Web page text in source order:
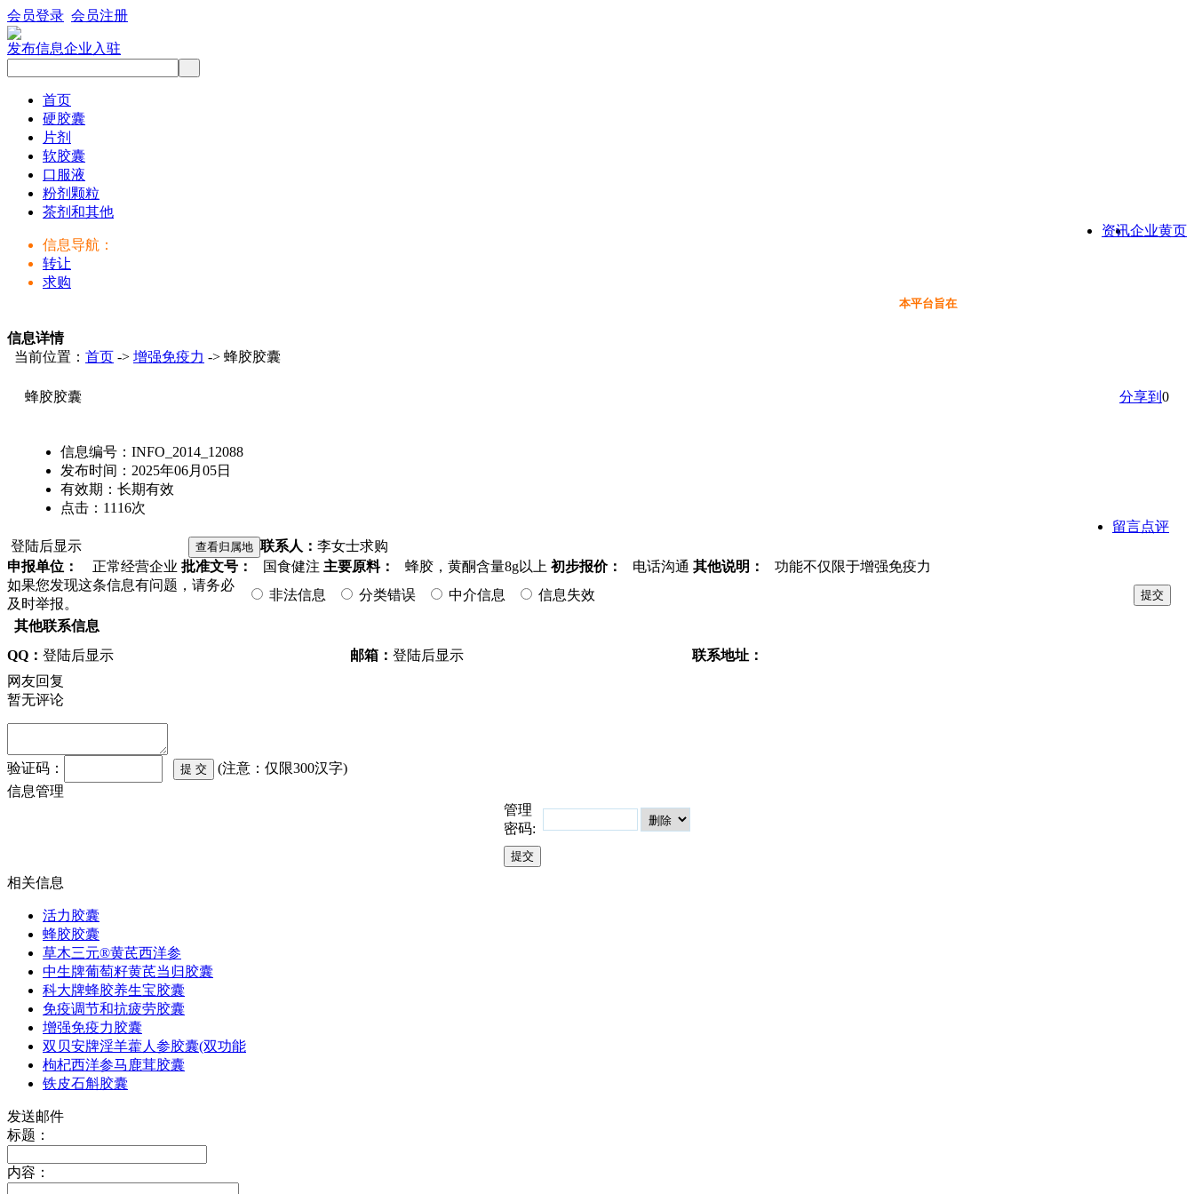
会员登录 会员注册
发布信息企业入驻
首页
硬胶囊
片剂
软胶囊
口服液
粉剂颗粒
茶剂和其他
企业黄页
资讯
信息导航：
转让
求购
本平台旨在为保健品行业提供一个信息免费展示交流互
信息详情
当前位置： 首页 -> 增强免疫力 -> 蜂胶胶囊
蜂胶胶囊 分享到 0
信息编号： INFO_2014_12088
发布时间： 2025年06月05日
有效期： 长期有效
点击： 1116次
留言点评
登陆后显示
联系人： 李女士求购
申报单位：
正常经营企业 批准文号： 国食健注 主要原料： 蜂胶，黄酮含量8g以上 初步报价： 电话沟通 其他说明：
功能不仅限于增强免疫力
如果您发现这条信息有问题，请务必
及时举报。
非法信息 分类错误 中介信息 信息失效
其他联系信息
QQ： 登陆后显示 邮箱： 登陆后显示
联系地址：
网友回复
暂无评论
验证码：
(注意：仅限300汉字)
信息管理
管理
密码:
相关信息
活力胶囊
蜂胶胶囊
草木三元®黄芪西洋参
中生牌葡萄籽黄芪当归胶囊
科大牌蜂胶养生宝胶囊
免疫调节和抗疲劳胶囊
增强免疫力胶囊
双贝安牌淫羊藿人参胶囊(双功能
枸杞西洋参马鹿茸胶囊
铁皮石斛胶囊
发送邮件
标题：
内容：